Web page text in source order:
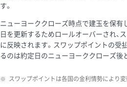
す。
ニューヨーククローズ時点で建玉を保有
日を更新するためロールオーバーされ、
に反映されます。スワップポイントの受
るのは約定日のニューヨーククローズ後
※ スワップポイントは各国の金利情勢により変